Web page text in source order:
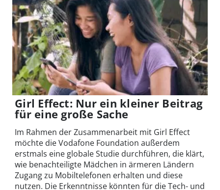
Girl Effect: Nur ein kleiner Beitrag
für eine große Sache
Im Rahmen der Zusammenarbeit mit Girl Effect
möchte die Vodafone Foundation außerdem
erstmals eine globale Studie durchführen, die klärt,
wie benachteiligte Mädchen in ärmeren Ländern
Zugang zu Mobiltelefonen erhalten und diese
nutzen. Die Erkenntnisse könnten für die Tech- und